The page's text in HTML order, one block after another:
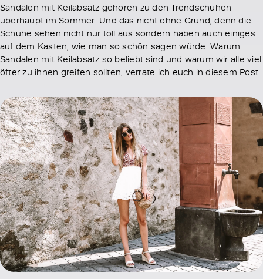
Sandalen mit Keilabsatz gehören zu den Trendschuhen
überhaupt im Sommer. Und das nicht ohne Grund, denn die
Schuhe sehen nicht nur toll aus sondern haben auch einiges
auf dem Kasten, wie man so schön sagen würde. Warum
Sandalen mit Keilabsatz so beliebt sind und warum wir alle viel
öfter zu ihnen greifen sollten, verrate ich euch in diesem Post.